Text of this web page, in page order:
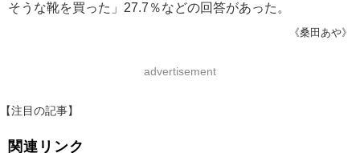
そうな靴を買った」27.7％などの回答があった。
《桑田あや》
advertisement
【注目の記事】
関連リンク